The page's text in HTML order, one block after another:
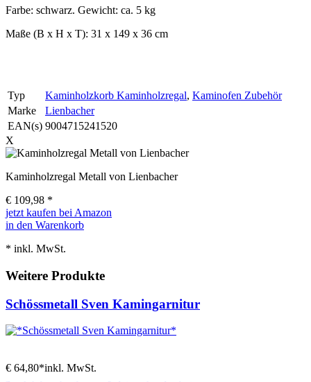
Farbe: schwarz. Gewicht: ca. 5 kg
Maße (B x H x T): 31 x 149 x 36 cm
Typ Kaminholzkorb Kaminholzregal, Kaminofen Zubehör
Marke
Lienbacher
EAN(s) 9004715241520
X
Kaminholzregal Metall von Lienbacher
€ 109,98 *
jetzt kaufen bei Amazon
in den Warenkorb
* inkl. MwSt.
Weitere Produkte
Schössmetall Sven Kamingarnitur
€ 64,80*inkl. MwSt.